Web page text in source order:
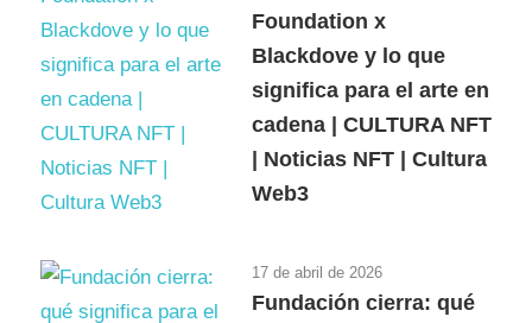
Foundation x
Blackdove y lo que
significa para el arte en
cadena | CULTURA NFT
| Noticias NFT | Cultura
Web3
17 de abril de 2026
Fundación cierra: qué